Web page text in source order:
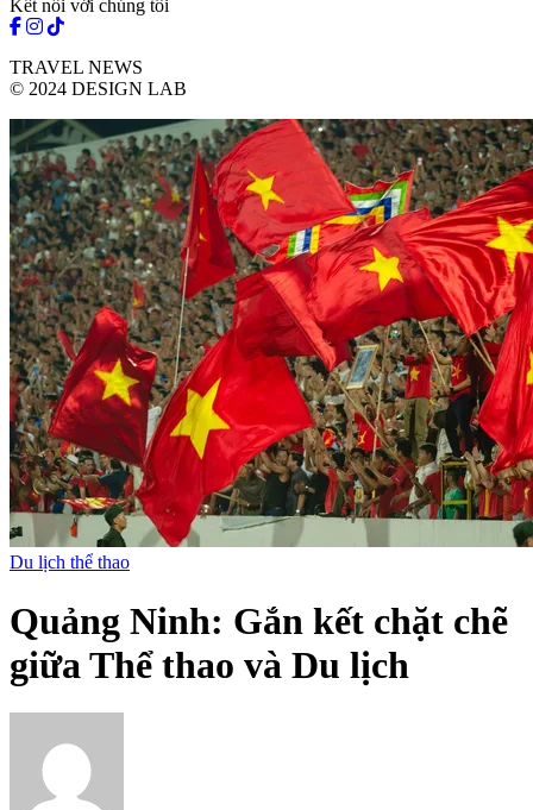
Kết nối với chúng tôi
TRAVEL NEWS
© 2024 DESIGN LAB
Du lịch thể thao
Quảng Ninh: Gắn kết chặt chẽ
giữa Thể thao và Du lịch